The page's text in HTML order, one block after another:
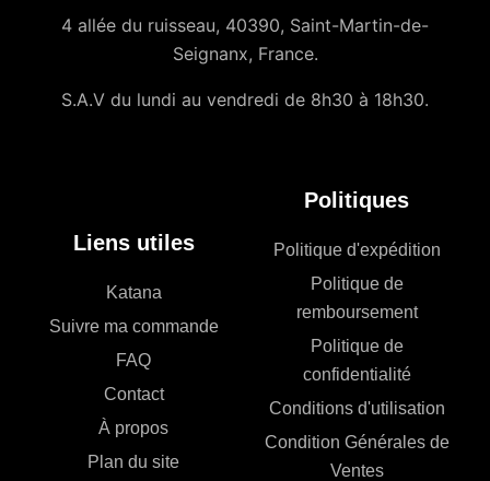
4 allée du ruisseau, 40390, Saint-Martin-de-
Seignanx, France.
S.A.V du lundi au vendredi de 8h30 à 18h30.
Liens utiles
Katana
Suivre ma commande
FAQ
Contact
À propos
Plan du site
Politiques
Politique d'expédition
Politique de
remboursement
Politique de
confidentialité
Conditions d'utilisation
Condition Générales de
Ventes